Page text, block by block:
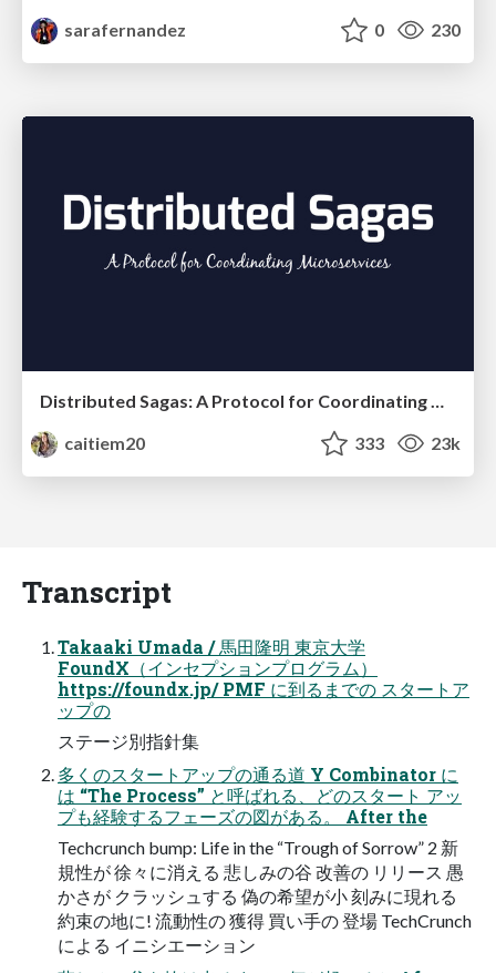
sarafernandez
0 230
caitiem20
333 23k
Transcript
Takaaki Umada / 馬田隆明 東京大学
FoundX（インセプションプログラム）
https://foundx.jp/ PMF に到るまでの スタートア
ップの
ステージ別指針集
多くのスタートアップの通る道 Y Combinator に
は “The Process” と呼ばれる、どのスタート アッ
プも経験するフェーズの図がある。 After the
Techcrunch bump: Life in the “Trough of Sorrow” 2 新
規性が 徐々に消える 悲しみの谷 改善の リリース 愚
かさが クラッシュする 偽の希望が小 刻みに現れる
約束の地に! 流動性の 獲得 買い手の 登場 TechCrunch
による イニシエーション